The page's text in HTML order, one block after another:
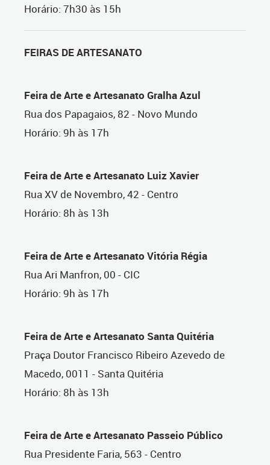
Horário: 7h30 às 15h
FEIRAS DE ARTESANATO
Feira de Arte e Artesanato Gralha Azul
Rua dos Papagaios, 82 - Novo Mundo
Horário: 9h às 17h
Feira de Arte e Artesanato Luiz Xavier
Rua XV de Novembro, 42 - Centro
Horário: 8h às 13h
Feira de Arte e Artesanato Vitória Régia
Rua Ari Manfron, 00 - CIC
Horário: 9h às 17h
Feira de Arte e Artesanato Santa Quitéria
Praça Doutor Francisco Ribeiro Azevedo de
Macedo, 0011 - Santa Quitéria
Horário: 8h às 13h
Feira de Arte e Artesanato Passeio Público
Rua Presidente Faria, 563 - Centro